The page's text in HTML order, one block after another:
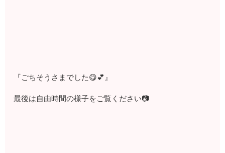
『ごちそうさまでした😋💕』
最後は自由時間の様子をご覧ください📷